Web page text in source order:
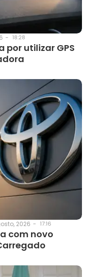
- 18:28
por utilizar GPS
2026 - 17:16
com novo